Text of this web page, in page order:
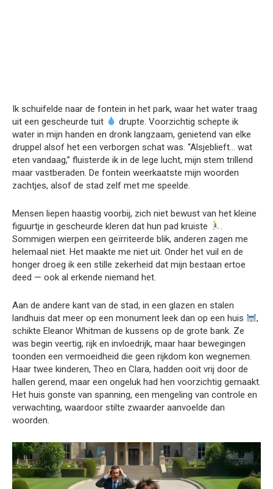
Ik schuifelde naar de fontein in het park, waar het water traag
uit een gescheurde tuit
drupte. Voorzichtig schepte ik
water in mijn handen en dronk langzaam, genietend van elke
druppel alsof het een verborgen schat was. “Alsjeblieft… wat
eten vandaag,” fluisterde ik in de lege lucht, mijn stem trillend
maar vastberaden. De fontein weerkaatste mijn woorden
zachtjes, alsof de stad zelf met me speelde.
Mensen liepen haastig voorbij, zich niet bewust van het kleine
figuurtje in gescheurde kleren dat hun pad kruiste
.
Sommigen wierpen een geïrriteerde blik, anderen zagen me
helemaal niet. Het maakte me niet uit. Onder het vuil en de
honger droeg ik een stille zekerheid dat mijn bestaan ertoe
deed — ook al erkende niemand het.
Aan de andere kant van de stad, in een glazen en stalen
landhuis dat meer op een monument leek dan op een huis
,
schikte Eleanor Whitman de kussens op de grote bank. Ze
was begin veertig, rijk en invloedrijk, maar haar bewegingen
toonden een vermoeidheid die geen rijkdom kon wegnemen.
Haar twee kinderen, Theo en Clara, hadden ooit vrij door de
hallen gerend, maar een ongeluk had hen voorzichtig gemaakt.
Het huis gonste van spanning, een mengeling van controle en
verwachting, waardoor stilte zwaarder aanvoelde dan
woorden.